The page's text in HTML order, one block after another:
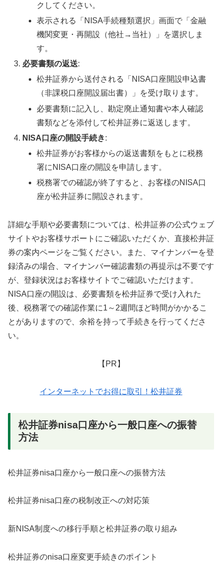
クしてください。
表示される「NISA手続種類選択」画面で「金融
機関変更・再開設（他社→当社）」を選択しま
す。
必要書類の返送:
松井証券から送付される「NISA口座開設申込書
（非課税口座開設届出書）」を受け取ります。
必要書類に記入し、勘定廃止通知書や本人確認
書類などを添付して松井証券に返送します。
NISA口座の開設手続き:
松井証券がお客様からの返送書類をもとに税務
署にNISA口座の開設を申請します。
税務署での確認が終了すると、お客様のNISA口
座が松井証券に開設されます。
詳細な手順や必要書類については、松井証券の公式ウェブ
サイトやお客様サポートにご確認いただくか、直接松井証
券の案内ページをご覧ください。また、マイナンバーを登
録済みの場合、マイナンバー確認書類の再提示は不要です
が、登録状況はお客様サイトでご確認いただけます。
NISA口座の開設は、必要書類を松井証券で受け入れた
後、税務署での確認作業に1～2週間ほど時間がかかるこ
とがありますので、余裕を持って手続きを行ってくださ
い。
【PR】
インターネットでお得に取引！松井証券
松井証券nisa口座から一般口座への振替
方法
松井証券nisa口座から一般口座への振替方法
松井証券nisa口座の税制改正への対応策
新NISA制度への移行手順と松井証券の取り組み
松井証券のnisa口座変更手続きのポイント